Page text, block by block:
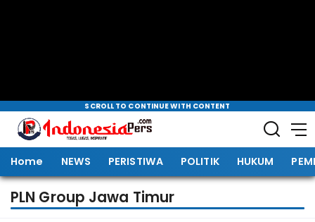
SCROLL TO CONTINUE WITH CONTENT
Home NEWS PERISTIWA POLITIK HUKUM
PLN Group Jawa Timur